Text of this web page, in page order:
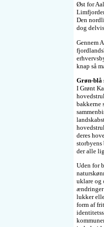
Øst for
Den
dog
Gennem
knap så
Grøn-blå
I Grønt
bakkerne
deres
der alle
Uden for
uklare og
ændringer
lukker
form af